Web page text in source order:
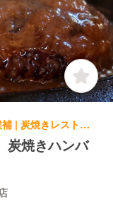
ファストフード, ファミレス | 店長・店長候補 | 炭焼きレストランさわやか 藤枝築地店
炭焼きハンバ